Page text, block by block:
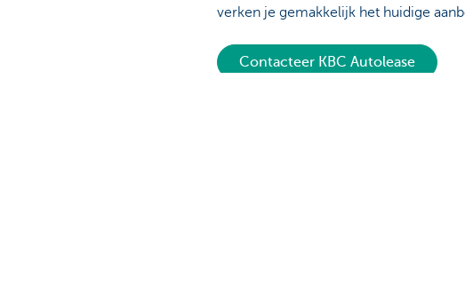
verken je gemakkelijk het huidige
Contacteer KBC Autolease